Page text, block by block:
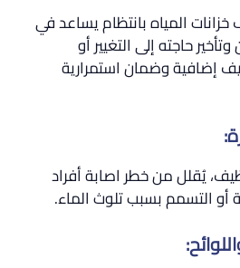
المياه بانتظام يساعد في
حاجته إلى التغيير أو
إضافية وضمان استمرارية
يُقلل من خطر اصابة أفراد
أو التسمم بسبب تلوث الماء.